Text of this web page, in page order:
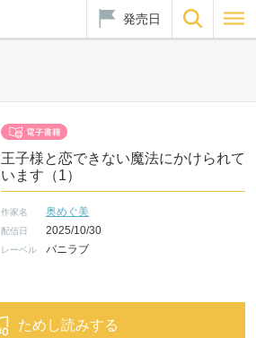
発売日
王子様と恋できない魔法にかけられて
います（1）
作家名 奥めぐ美
配信日 2025/10/30
レーベル バニラブ
ためし読みする